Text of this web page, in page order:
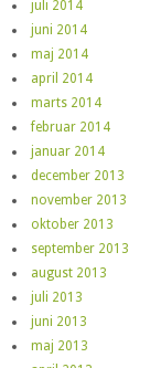
juli 2014
juni 2014
maj 2014
april 2014
marts 2014
februar 2014
januar 2014
december 2013
november 2013
oktober 2013
september 2013
august 2013
juli 2013
juni 2013
maj 2013